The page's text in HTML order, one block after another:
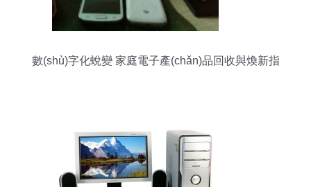
數(shù)字化蛻變 家庭電子產(chǎn)品回收與煥新指